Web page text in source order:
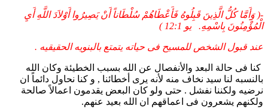
الخلاص
-( وَأَمَّا كُلُّ الَّذِينَ قَبِلُوهُ فَأَعْطَاهُمْ سُلْطَاناً أَنْ يَصِيرُوا أَوْلاَدَ اللَّهِ أَيِ
الْمُؤْمِنُونَ بِاسْمِهِ. يو 12:1 )
عند قبول الشخص للمسيح فى حياته يتمتع بالبنويه الحقيقيه .
كنا فى حالة البعد والأنفصال عن الله بسبب الخطيئة وكان الله
بالنسبه لنا سيد نخاف منه لأنه يرى أخطائنا , و كنا نحاول دائماً ان
نرضيه ولكننا نفشل . حتى ولو كان البعض يقدمون اعمالاً صالحة
ولكنهم يشعرون فى اعماقهم ان الله بعيد عنهم.